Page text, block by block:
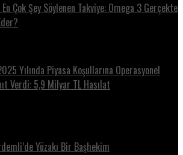
En Çok Şey Söylenen Takviye: Omega 3 Gerçekte
Yılında Piyasa Koşullarına Operasyonel
Verdi: 5,9 Milyar TL Hasılat
Yüzakı Bir Başhekim